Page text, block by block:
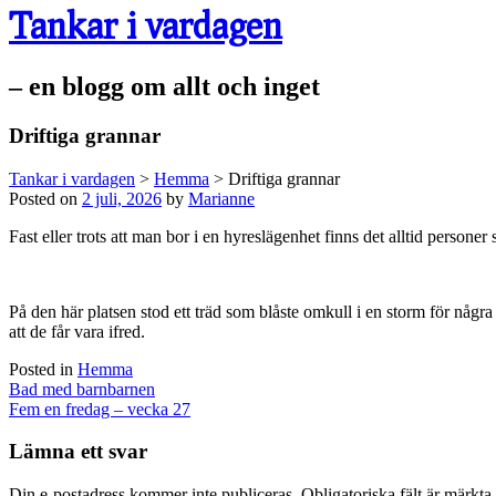
Tankar i vardagen
– en blogg om allt och inget
Driftiga grannar
Tankar i vardagen > Hemma > Driftiga grannar
Posted on 2 juli, 2026 by Marianne
Fast eller trots att man bor i en hyreslägenhet finns det alltid personer
På den här platsen stod ett träd som blåste omkull i en storm för
att de får vara ifred.
Posted in Hemma
Post
navigation
Bad med barnbarnen
Fem en fredag – vecka 27
Lämna ett svar